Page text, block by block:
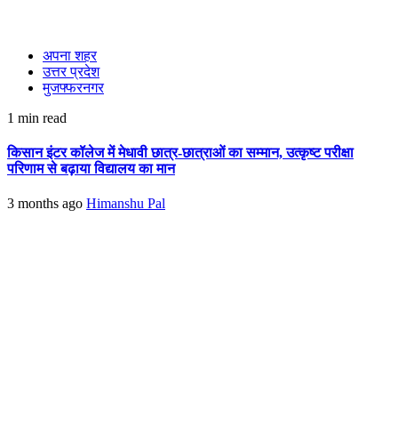
अपना शहर
उत्तर प्रदेश
मुजफ्फरनगर
1 min read
किसान इंटर कॉलेज में मेधावी छात्र-छात्राओं का सम्मान, उत्कृष्ट परीक्षा
परिणाम से बढ़ाया विद्यालय का मान
3 months ago Himanshu Pal